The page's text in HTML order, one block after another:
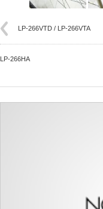
LP-266VTD / LP-266VTA
LP-266HA